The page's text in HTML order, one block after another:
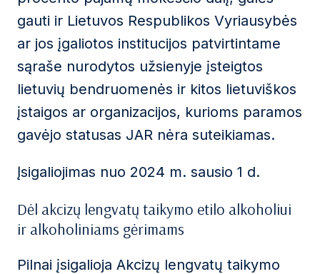
gauti ir Lietuvos Respublikos Vyriausybės
ar jos įgaliotos institucijos patvirtintame
sąraše nurodytos užsienyje įsteigtos
lietuvių bendruomenės ir kitos lietuviškos
įstaigos ar organizacijos, kurioms paramos
gavėjo statusas JAR nėra suteikiamas.
Įsigaliojimas nuo 2024 m. sausio 1 d.
Dėl akcizų lengvatų taikymo etilo alkoholiui
ir alkoholiniams gėrimams
Pilnai įsigalioja Akcizų lengvatų taikymo